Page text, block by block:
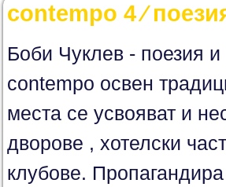
contempo 4 ∕
Боби Чуклев - поезия
contempo освен
места се усвояват и
дворове , хотелски
клубове.